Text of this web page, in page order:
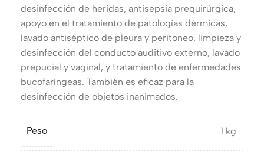
desinfección de heridas, antisepsia prequirúrgica,
apoyo en el tratamiento de patologías dérmicas,
lavado antiséptico de pleura y peritoneo, limpieza y
desinfección del conducto auditivo externo, lavado
prepucial y vaginal, y tratamiento de enfermedades
bucofaríngeas. También es eficaz para la
desinfección de objetos inanimados.
Peso 1 kg